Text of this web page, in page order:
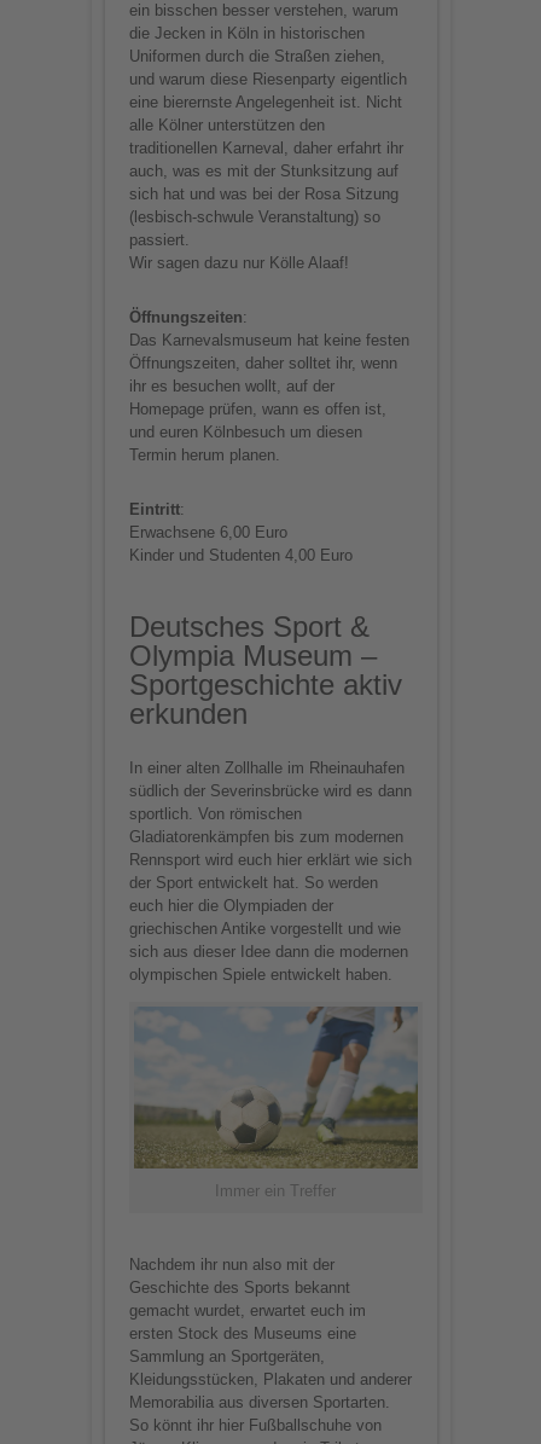
ein bisschen besser verstehen, warum
die Jecken in Köln in historischen
Uniformen durch die Straßen ziehen,
und warum diese Riesenparty eigentlich
eine bierernste Angelegenheit ist. Nicht
alle Kölner unterstützen den
traditionellen Karneval, daher erfahrt ihr
auch, was es mit der Stunksitzung auf
sich hat und was bei der Rosa Sitzung
(lesbisch-schwule Veranstaltung) so
passiert.
Wir sagen dazu nur Kölle Alaaf!
Öffnungszeiten:
Das Karnevalsmuseum hat keine festen
Öffnungszeiten, daher solltet ihr, wenn
ihr es besuchen wollt, auf der
Homepage prüfen, wann es offen ist,
und euren Kölnbesuch um diesen
Termin herum planen.
Eintritt:
Erwachsene 6,00 Euro
Kinder und Studenten 4,00 Euro
Deutsches Sport &
Olympia Museum –
Sportgeschichte aktiv
erkunden
In einer alten Zollhalle im Rheinauhafen
südlich der Severinsbrücke wird es dann
sportlich. Von römischen
Gladiatorenkämpfen bis zum modernen
Rennsport wird euch hier erklärt wie sich
der Sport entwickelt hat. So werden
euch hier die Olympiaden der
griechischen Antike vorgestellt und wie
sich aus dieser Idee dann die modernen
olympischen Spiele entwickelt haben.
Immer ein Treffer
Nachdem ihr nun also mit der
Geschichte des Sports bekannt
gemacht wurdet, erwartet euch im
ersten Stock des Museums eine
Sammlung an Sportgeräten,
Kleidungsstücken, Plakaten und anderer
Memorabilia aus diversen Sportarten.
So könnt ihr hier Fußballschuhe von